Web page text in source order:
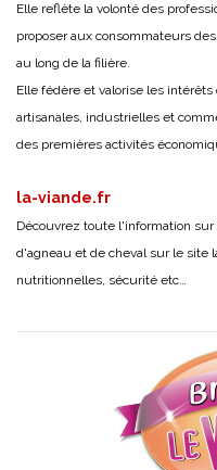
Elle reflète la volonté des
proposer aux consommateurs
au long de la filière.
Elle fédère et valorise les
artisanales, industrielles et
des premières activités
la-viande.fr
Découvrez toute l'information
d'agneau et de cheval sur le site
nutritionnelles, sécurité etc…